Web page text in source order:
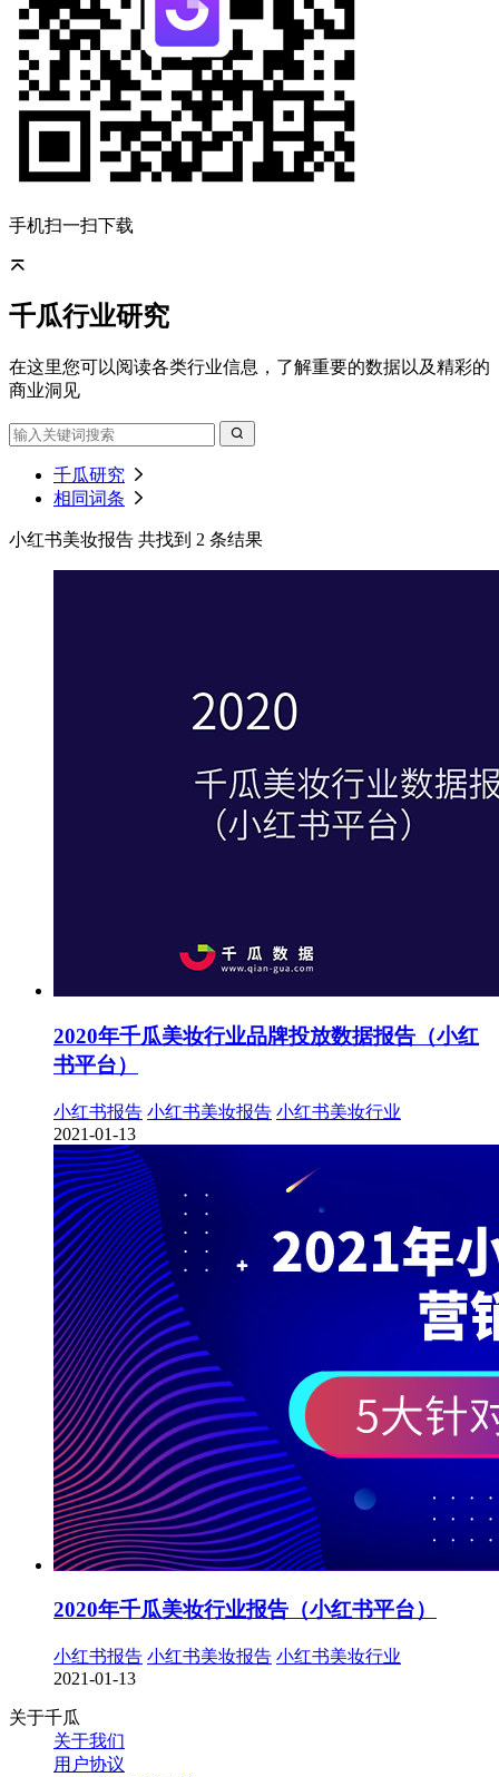
手机扫一扫下载
千瓜行业研究
在这里您可以阅读各类行业信息，了解重要的数据以及精彩的
商业洞见
千瓜研究
相同词条
小红书美妆报告 共找到 2 条结果
2020年千瓜美妆行业品牌投放数据报告（小红
书平台）
小红书报告 小红书美妆报告 小红书美妆行业
2021-01-13
2020年千瓜美妆行业报告（小红书平台）
小红书报告 小红书美妆报告 小红书美妆行业
2021-01-13
关于千瓜
关于我们
用户协议